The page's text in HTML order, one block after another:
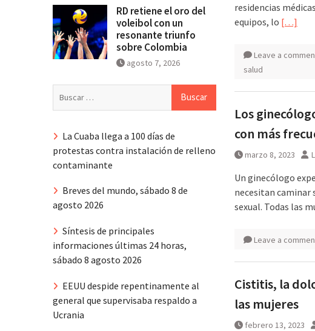
residencias
equipos, lo […]
Leave a
salud
Los
con más
marzo 8, 2023
Un ginecólogo
necesitan caminar
sexual. Todas las
Leave a
Cistitis, la
las mujeres
febrero 13, 2023
RD retiene el oro del
voleibol con un
resonante triunfo
sobre Colombia
agosto 7, 2026
La Cuaba llega a 100 días de
protestas contra instalación de relleno
contaminante
Breves del mundo, sábado 8 de
agosto 2026
Síntesis de principales
informaciones últimas 24 horas,
sábado 8 agosto 2026
EEUU despide repentinamente al
general que supervisaba respaldo a
Ucrania